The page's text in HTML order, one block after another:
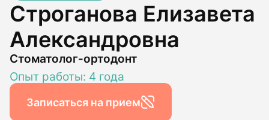
Строганова Елизавета
Александровна
Стоматолог-ортодонт
Опыт работы: 4 года
Записаться на прием